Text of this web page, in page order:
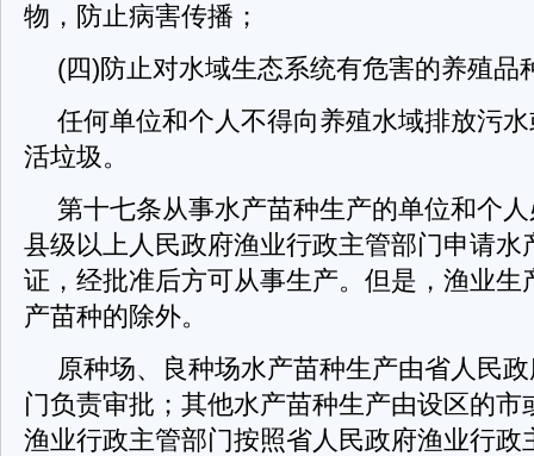
物，防止病害传播；
(四)防止对水域生态系统有危害的养殖品
任何单位和个人不得向养殖水域排放污
活垃圾。
第十七条从事水产苗种生产的单位和个
县级以上人民政府渔业行政主管部门申请水
证，经批准后方可从事生产。但是，渔业生
产苗种的除外。
原种场、良种场水产苗种生产由省人民
门负责审批；其他水产苗种生产由设区的市
渔业行政主管部门按照省人民政府渔业行政